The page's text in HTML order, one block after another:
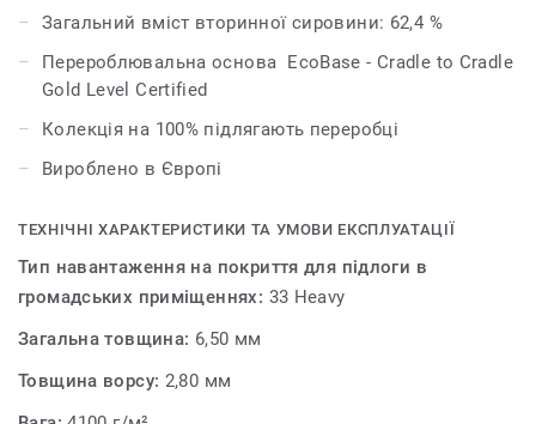
У поєднанні з DESSO Fuse взаємодоповнюючі відтінки
та текстури органічно переходять один в одного,
створюючи красиві простори.
Загальний вміст вторинної сировини: 62,4 %
Перероблювальна основа EcoBase - Cradle to Cradle
Gold Level Certified
Колекція на 100% підлягають переробці
Вироблено в Європі
ТЕХНІЧНІ ХАРАКТЕРИСТИКИ ТА УМОВИ ЕКСПЛУАТАЦІЇ
Тип навантаження на покриття для підлоги в
громадських приміщеннях: 33 Heavy
Загальна товщина: 6,50 мм
Товщина ворсу: 2,80 мм